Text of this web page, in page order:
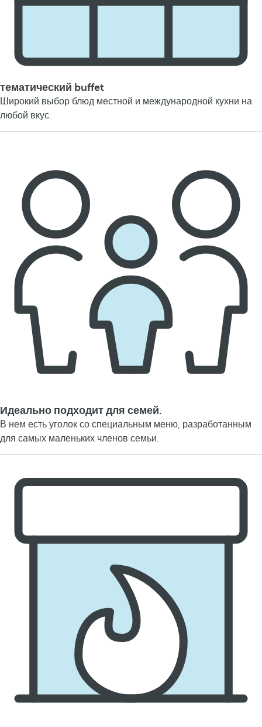
тематический buffet
Широкий выбор блюд местной и международной кухни на
любой вкус.
Идеально подходит для семей.
В нем есть уголок со специальным меню, разработанным
для самых маленьких членов семьи.